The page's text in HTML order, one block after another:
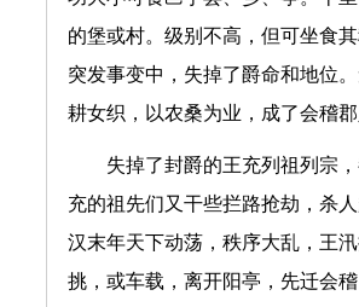
的堡或村。级别不高，但可坐食
突发事变中，失掉了爵命和地位
耕女织，以农桑为业，成了会稽郡
失掉了封爵的王充列祖列宗
充的祖先们又干些拦路抢劫，杀
汉末年天下动荡，秩序大乱，王
挑，或车载，离开阳亭，先迁会